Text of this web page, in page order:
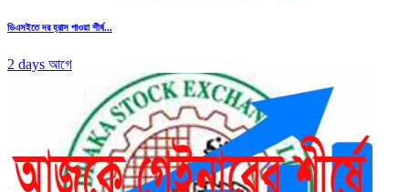
ডিএসইতে দর হ্রাস পাওয়া শীর্ষ...
2 days আগে